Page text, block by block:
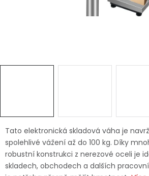
Značky
Tato elektronická skladová váha je
spolehlivé vážení až do 100 kg. Díky
robustní konstrukci z nerezové oceli je
skladech, obchodech a dalších